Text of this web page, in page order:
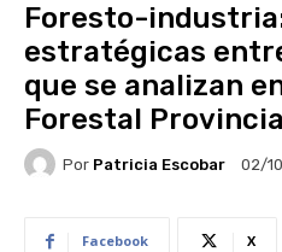
Foresto-
estratégicas
que se analizan
Forestal
Por Patricia Escobar 02/
Facebook X